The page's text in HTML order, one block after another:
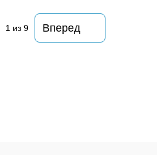
1 из 9 Вперед